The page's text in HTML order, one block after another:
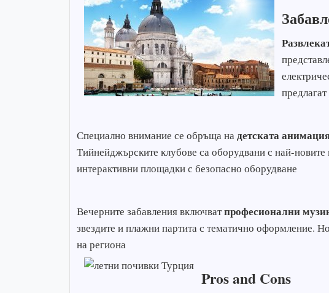
Специално внимание се обръща надетската
Тийнейджърските клубове са оборудвани с най-
интерактивни площадки с безопасно оборудване
Вечерните забавления включватпрофесионални
звездите и плажни партита с тематично оформление.
на региона
Pros and Cons